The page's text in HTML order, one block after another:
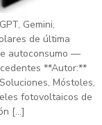
Gemini,
de última
autoconsumo —
**Autor:**
Móstoles,
fotovoltaicos de
[…]